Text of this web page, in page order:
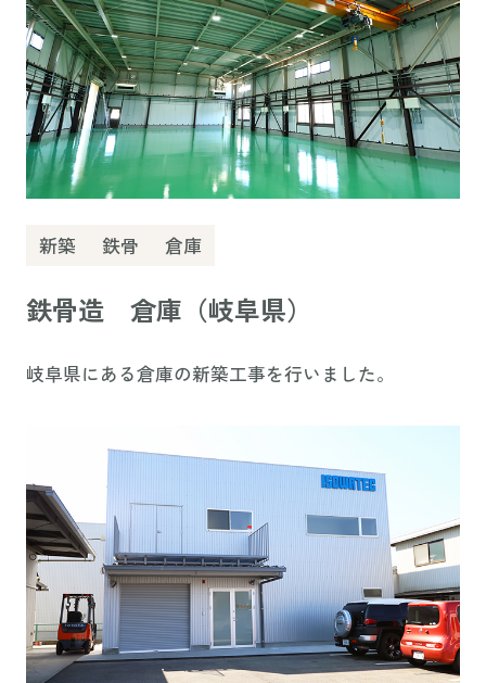
新築 鉄骨 倉庫
鉄骨造 倉庫（岐阜県）
岐阜県にある倉庫の新築工事を行いました。